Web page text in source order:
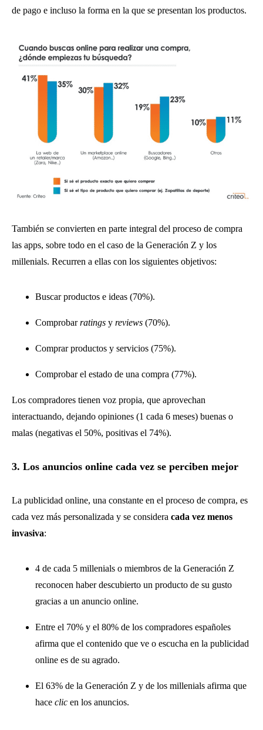
de pago e incluso la forma en la que se presentan los productos.
También se convierten en parte integral del proceso de compra
las apps, sobre todo en el caso de la Generación Z y los
millenials. Recurren a ellas con los siguientes objetivos:
Buscar productos e ideas (70%).
Comprobarratings y reviews (70%).
Comprar productos y servicios (75%).
Comprobar el estado de una compra (77%).
Los compradores tienen voz propia, que aprovechan
interactuando, dejando opiniones (1 cada 6 meses) buenas o
malas (negativas el 50%, positivas el 74%).
3. Los anuncios online cada vez se perciben mejor
La publicidad online, una constante en el proceso de compra, es
cada vez más personalizada y se considera cada vez menos
invasiva:
4 de cada 5 millenials o miembros de la Generación Z
reconocen haber descubierto un producto de su gusto
gracias a un anuncio online.
Entre el 70% y el 80% de los compradores españoles
afirma que el contenido que ve o escucha en la publicidad
online es de su agrado.
El 63% de la Generación Z y de los millenials afirma que
hace clic en los anuncios.